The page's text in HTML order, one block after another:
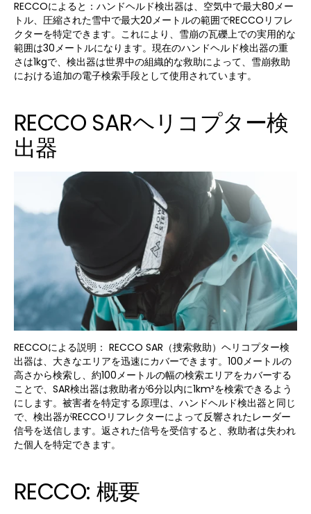
RECCOによると：ハンドヘルド検出器は、空気中で最大80メー
トル、圧縮された雪中で最大20メートルの範囲でRECCOリフレ
クターを特定できます。これにより、雪崩の瓦礫上での実用的な
範囲は30メートルになります。現在のハンドヘルド検出器の重
さは1kgで、検出器は世界中の組織的な救助によって、雪崩救助
における追加の電子検索手段として使用されています。
RECCO SARヘリコプター検
出器
RECCOによる説明： RECCO SAR（捜索救助）ヘリコプター検
出器は、大きなエリアを迅速にカバーできます。100メートルの
高さから検索し、約100メートルの幅の検索エリアをカバーする
ことで、SAR検出器は救助者が6分以内に1km²を検索できるよう
にします。被害者を特定する原理は、ハンドヘルド検出器と同じ
で、検出器がRECCOリフレクターによって反響されたレーダー
信号を送信します。返された信号を受信すると、救助者は失われ
た個人を特定できます。
RECCO: 概要